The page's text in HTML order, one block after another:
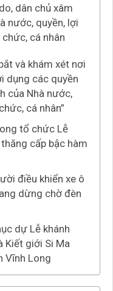
dân chủ xâm
nước, quyền, lợi
cá nhân
và khám xét nơi
dụng các quyền
của Nhà nước,
cá nhân”
tổ chức Lễ
cấp bậc hàm
điều khiển xe ô
dừng chờ đèn
dự Lễ khánh
Kiết giới Si Ma
Vĩnh Long